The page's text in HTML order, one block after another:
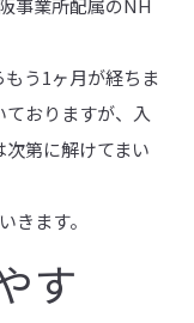
事業所配属のNH
う1ヶ月が経ちま
おりますが、入
第に解けてまい
きます。
す